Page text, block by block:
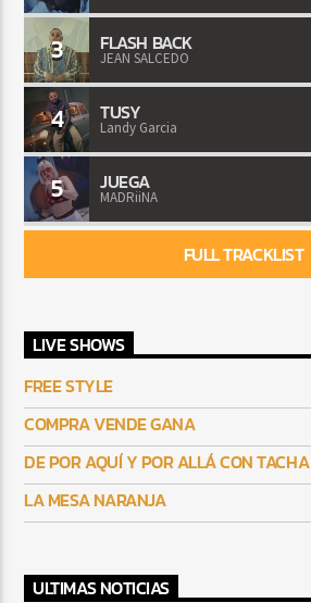
3 FLASH BACK
JEAN SALCEDO
4 TUSY
Landy Garcia
5 JUEGA
MADRiiNA
FULL TRACKLIST
LIVE SHOWS
FREE STYLE
COMPRA VENDE GANA
DE POR AQUÍ Y POR ALLÁ CON TACHA
LA MESA NARANJA
ULTIMAS NOTICIAS